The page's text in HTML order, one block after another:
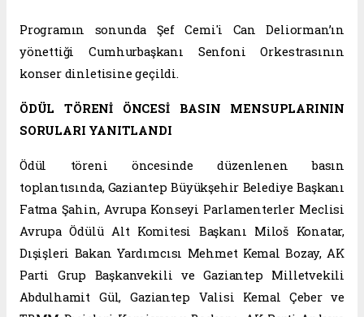
Programın sonunda Şef Cemi'i Can Deliorman’ın
yönettiği Cumhurbaşkanı Senfoni Orkestrasının
konser dinletisine geçildi.
ÖDÜL TÖRENİ ÖNCESİ BASIN MENSUPLARININ
SORULARI YANITLANDI
Ödül töreni öncesinde düzenlenen basın
toplantısında, Gaziantep Büyükşehir Belediye Başkanı
Fatma Şahin, Avrupa Konseyi Parlamenterler Meclisi
Avrupa Ödülü Alt Komitesi Başkanı Miloš Konatar,
Dışişleri Bakan Yardımcısı Mehmet Kemal Bozay, AK
Parti Grup Başkanvekili ve Gaziantep Milletvekili
Abdulhamit Gül, Gaziantep Valisi Kemal Çeber ve